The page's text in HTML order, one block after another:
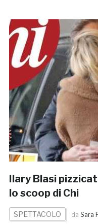
Ilary Blasi
lo scoop di Chi
SPETTACOLO da Sara